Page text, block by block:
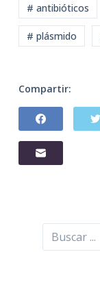
# antibióticos
# plásmido
Compartir:
Buscar